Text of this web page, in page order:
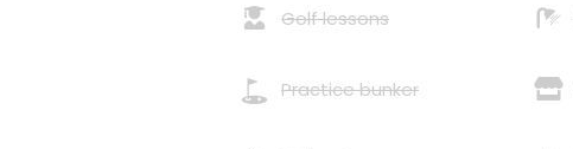
Golf lessons
Practice bunker